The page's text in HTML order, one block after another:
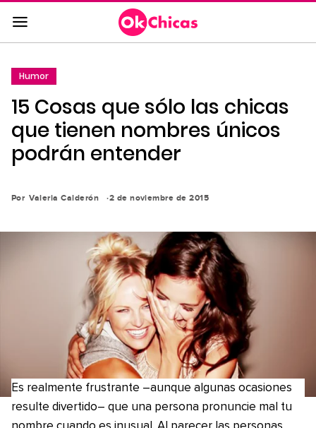
Saltar
al
contenido
la
navegación
principal
Humor
15 Cosas que sólo las chicas
que tienen nombres únicos
podrán entender
Por Valeria Calderón 2 de noviembre de 2015
Es realmente frustrante –aunque algunas ocasiones
resulte divertido– que una persona pronuncie mal tu